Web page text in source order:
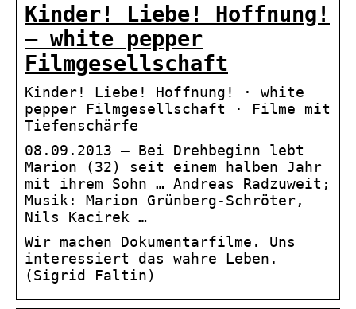
Kinder! Liebe! Hoffnung!
– white pepper
Filmgesellschaft
Kinder! Liebe! Hoffnung! · white
pepper Filmgesellschaft · Filme mit
Tiefenschärfe
08.09.2013 — Bei Drehbeginn lebt
Marion (32) seit einem halben Jahr
mit ihrem Sohn … Andreas Radzuweit;
Musik: Marion Grünberg-Schröter,
Nils Kacirek …
Wir machen Dokumentarfilme. Uns
interessiert das wahre Leben.
(Sigrid Faltin)